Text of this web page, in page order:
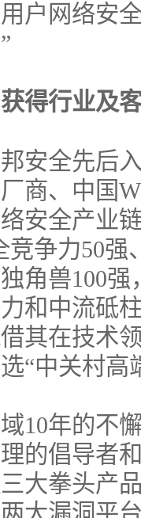
户网络安
得行业及
安全先后
商、中国
安全产业
争力50强
角兽100
和中流砥
其在技术
“中关村高
10年的不
的倡导者
大拳头产